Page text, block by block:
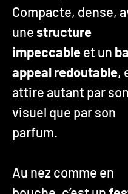
Compacte, dense,
unestructure
impeccableet un
appeal redoutable,
attire autant par son
visuel que par son
parfum.
Au nez comme en